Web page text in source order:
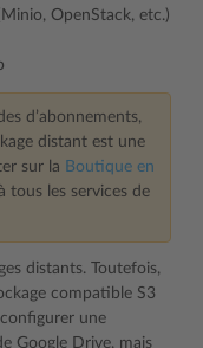
OpenStack, etc.)
d’abonnements,
distant est une
sur la Boutique en
tous les services de
distants. Toutefois,
compatible S3
une
Google Drive, mais